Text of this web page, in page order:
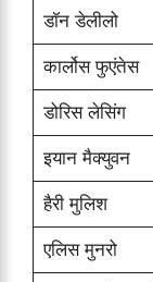
डॉन डेलीलो
कार्लोस फुएंतेस
डोरिस लेसिंग
इयान मैक्युवन
हैरी मुलिश
एलिस मुनरो